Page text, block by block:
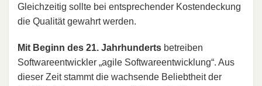
Gleichzeitig sollte bei entsprechender Kostendeckung
die Qualität gewahrt werden.
Mit Beginn des 21. Jahrhunderts betreiben
Softwareentwickler „agile Softwareentwicklung“. Aus
dieser Zeit stammt die wachsende Beliebtheit der